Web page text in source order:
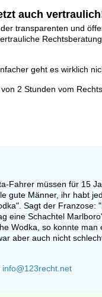
auch
transparenten und
geht es wirklich
2 Stunden vom
Fahrer müssen für 15
gute Männer, ihr habt
Sagt der
eine Schachtel
Wodka, so konnte
aber auch nicht
info@123recht.net